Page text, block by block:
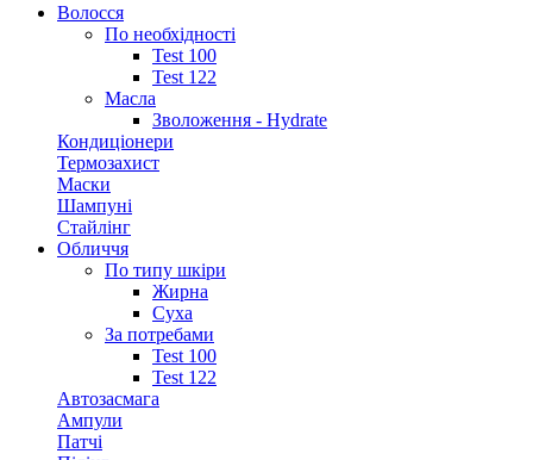
Волосся
По необхідності
Test 100
Test 122
Масла
Зволоження - Hydrate
Кондиціонери
Термозахист
Маски
Шампуні
Стайлінг
Обличчя
По типу шкіри
Жирна
Суха
За потребами
Test 100
Test 122
Автозасмага
Ампули
Патчі